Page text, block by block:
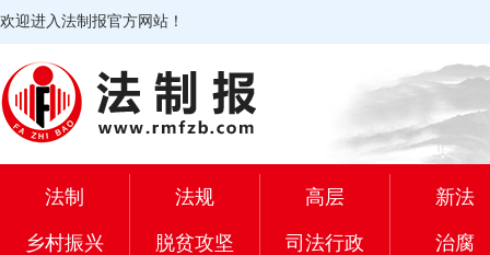
欢迎进入法制报官方网站！
法制 法规 高层 新法
乡村振兴 脱贫攻坚 司法行政 治腐